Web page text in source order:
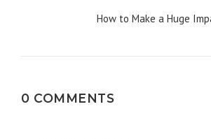
How to Make a Huge
0 COMMENTS